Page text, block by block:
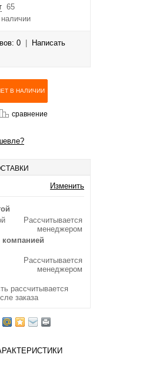
65
0
Написать
сравнение
Изменить
Рассчитывается
менеджером
компанией
Рассчитывается
менеджером
рассчитывается
заказа